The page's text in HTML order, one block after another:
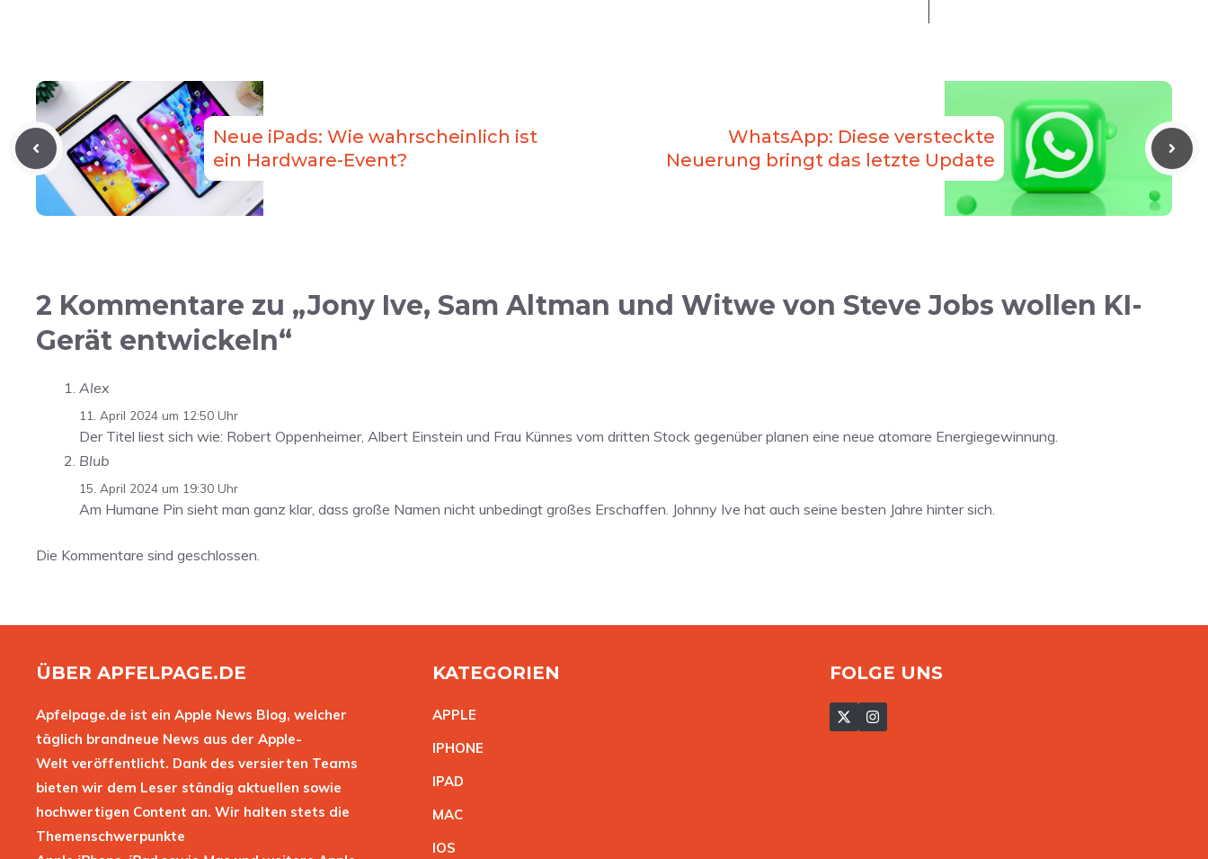
Neue iPads: Wie wahrscheinlich ist
ein Hardware-Event?
WhatsApp: Diese versteckte
Neuerung bringt das letzte Update
2 Kommentare zu „Jony Ive, Sam Altman und Witwe von Steve Jobs wollen KI-
Gerät entwickeln“
Alex
11. April 2024 um 12:50 Uhr
Der Titel liest sich wie: Robert Oppenheimer, Albert Einstein und Frau Künnes vom dritten Stock gegenüber planen eine neue atomare Energiegewinnung.
Blub
15. April 2024 um 19:30 Uhr
Am Humane Pin sieht man ganz klar, dass große Namen nicht unbedingt großes Erschaffen. Johnny Ive hat auch seine besten Jahre hinter sich.
Die Kommentare sind geschlossen.
ÜBER APFELPAGE.DE
Apfelpage.de ist ein Apple News Blog, welcher
täglich brandneue News aus der Apple-
Welt veröffentlicht. Dank des versierten Teams
bieten wir dem Leser ständig aktuellen sowie
hochwertigen Content an. Wir halten stets die
Themenschwerpunkte
KATEGORIEN
APPLE
IPHONE
IPAD
MAC
IOS
FOLGE UNS